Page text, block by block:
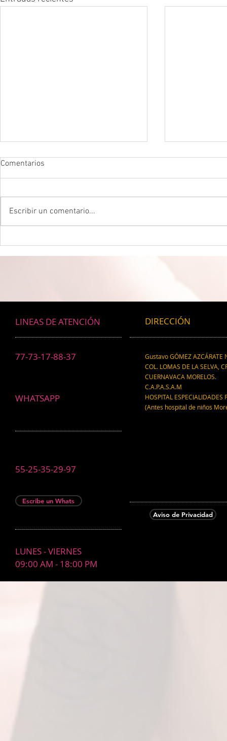
Comentarios
Escribir un comentario...
LINEAS DE ATENCIÓN
77-73-17-88-37
WHATSAPP
DIRECCIÓN
Gustavo GÓMEZ AZCÁRATE
COL. LOMAS DE LA SELVA,
CUERNAVACA MORELOS.
C.A.P.A.S.A.M
HOSPITAL ESPECIALIDADES
(Antes hospital de niños
55-25-35-29-97
Escribe un Whats
Aviso de Privacidad
LUNES - VIERNES
09:00 AM - 18:00 PM